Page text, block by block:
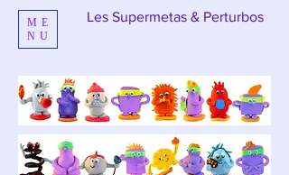
ME
NU
Les Supermetas & Perturbos